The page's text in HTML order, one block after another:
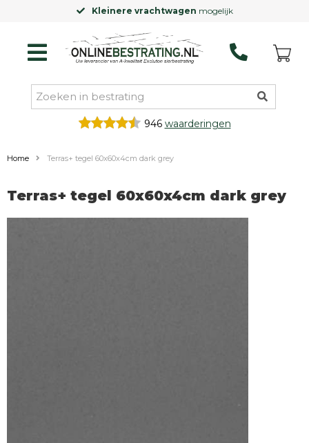
Kleinere vrachtwagen mogelijk
946 waarderingen
Home Terras+ tegel 60x60x4cm dark grey
Terras+ tegel 60x60x4cm dark grey